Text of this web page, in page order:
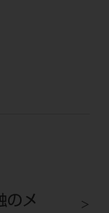
のメ